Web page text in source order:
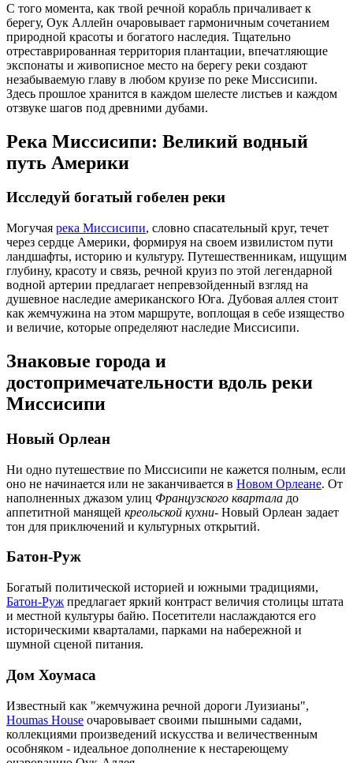
С того момента, как твой речной корабль причаливает к
берегу, Оук Аллейн очаровывает гармоничным сочетанием
природной красоты и богатого наследия. Тщательно
отреставрированная территория плантации, впечатляющие
экспонаты и живописное место на берегу реки создают
незабываемую главу в любом круизе по реке Миссисипи.
Здесь прошлое хранится в каждом шелесте листьев и каждом
отзвуке шагов под древними дубами.
Река Миссисипи: Великий водный
путь Америки
Исследуй богатый гобелен реки
Могучая река Миссисипи, словно спасательный круг, течет
через сердце Америки, формируя на своем извилистом пути
ландшафты, историю и культуру. Путешественникам, ищущим
глубину, красоту и связь, речной круиз по этой легендарной
водной артерии предлагает непревзойденный взгляд на
душевное наследие американского Юга. Дубовая аллея стоит
как жемчужина на этом маршруте, воплощая в себе изящество
и величие, которые определяют наследие Миссисипи.
Знаковые города и
достопримечательности вдоль реки
Миссисипи
Новый Орлеан
Ни одно путешествие по Миссисипи не кажется полным, если
оно не начинается или не заканчивается в Новом Орлеане. От
наполненных джазом улиц Французского квартала до
аппетитной манящей креольской кухни- Новый Орлеан задает
тон для приключений и культурных открытий.
Батон-Руж
Богатый политической историей и южными традициями,
Батон-Руж предлагает яркий контраст величия столицы штата
и местной культуры байю. Посетители наслаждаются его
историческими кварталами, парками на набережной и
шумной сценой питания.
Дом Хоумаса
Известный как "жемчужина речной дороги Луизианы",
Houmas House очаровывает своими пышными садами,
коллекциями произведений искусства и величественным
особняком - идеальное дополнение к нестареющему